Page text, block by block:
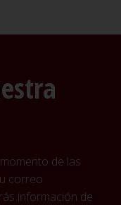
de las
correo
información de